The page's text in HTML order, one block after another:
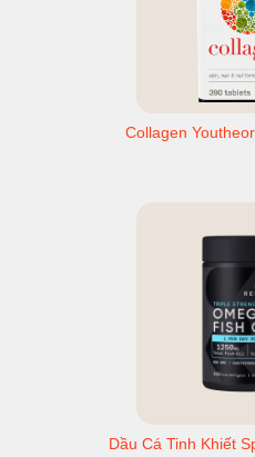
Collagen
Dầu Cá Tinh Khiết